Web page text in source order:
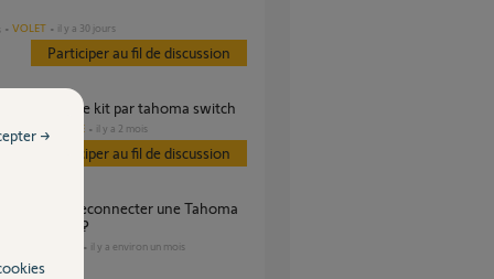
VOLET il y a 30 jours
Participer au fil de discussion
connectivite kit par tahoma switch
DOMOTIQUE il y a 2 mois
Participer au fil de discussion
déconnectée?
il y a environ un mois
→